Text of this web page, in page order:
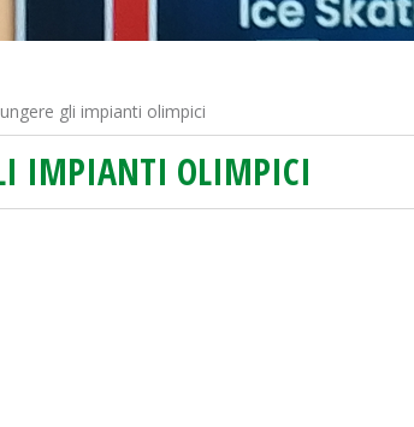
gli impianti olimpici
IMPIANTI OLIMPICI